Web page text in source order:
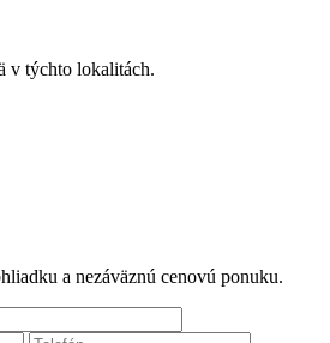
v týchto lokalitách.
a nezáväznú cenovú ponuku.